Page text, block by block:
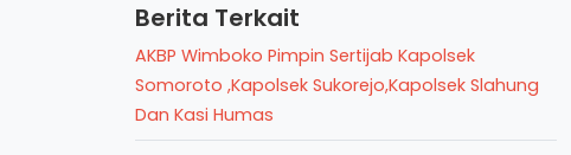
Berita Terkait
AKBP Wimboko Pimpin Sertijab Kapolsek
Somoroto ,Kapolsek Sukorejo,Kapolsek Slahung
Dan Kasi Humas